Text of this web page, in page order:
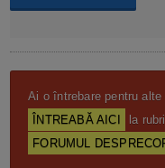
Ai o întrebare pentru alte
ÎNTREABĂ AICI
la
FORUMUL